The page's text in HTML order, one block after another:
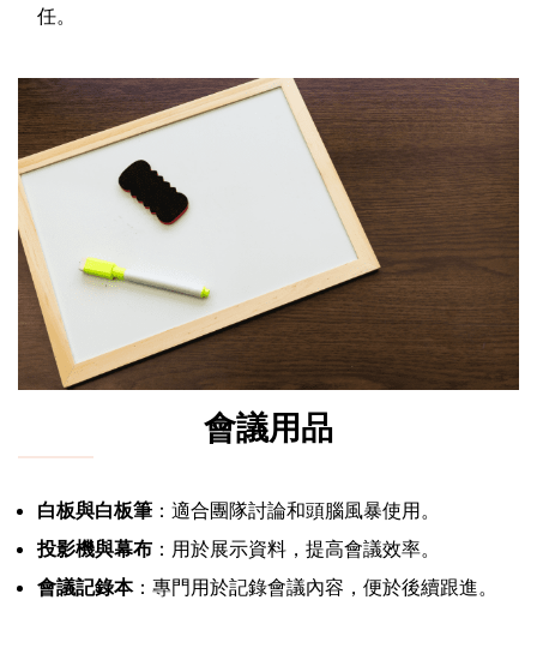
任。
會議用品
白板與白板筆 ：適合團隊討論和頭腦風暴使用。
投影機與幕布 ：用於展示資料，提高會議效率。
會議記錄本：專門用於記錄會議內容，便於後續跟進。